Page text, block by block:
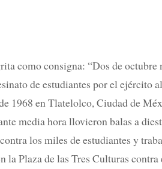
como consigna: “Dos de octubre
de estudiantes por el ejército
1968 en Tlatelolco, Ciudad de
media hora llovieron balas a
los miles de estudiantes y
la Plaza de las Tres Culturas